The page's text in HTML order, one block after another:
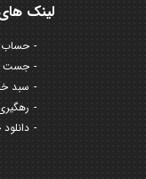
لینک
حساب
جست و
سبد